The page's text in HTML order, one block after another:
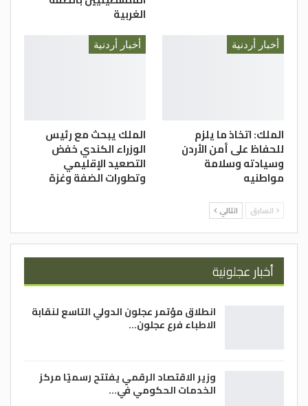
الغربية
أخبار أردنية
الملك: اتخاذ ما يلزم
للحفاظ على أمن الأردن
وسيادته وسلامة
مواطنيه
أخبار أردنية
الملك يبحث مع رئيس
الوزراء الكندي خفض
التصعيد الإقليمي
وتطورات الضفة وغزة
السابق التالي
أخبار عجلونية
انطلاق مؤتمر عجلون الدولي التاسع لنقابة
الاطباء فرع عجلون…
وزير الاقتصاد الرقمي يفتتح رسميًا مركز
الخدمات الحكومي في…